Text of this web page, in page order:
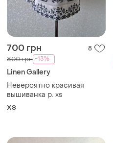
700 грн 8
800 грн -13%
Linen Gallery
Невероятно красивая
вышиванка р. xs
ХS